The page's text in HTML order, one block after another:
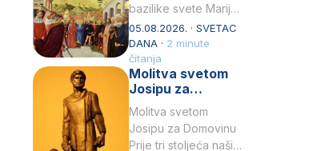
bazilike svete Marije
Velike (Santa Maria
Maggiore) u narodu
se slavi kao Gospa
Snježna. Ovaj naziv,
Sancta Maria…
05.08.2026. · SVETAC
DANA · 2 minute
čitanja
Molitva svetom
Josipu za
Domovinu
Molitva svetom
Josipu za Domovinu
Prije tri stoljeća naši